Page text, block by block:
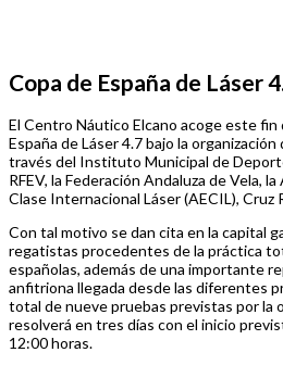
Copa de España de Láser
El Centro Náutico Elcano acoge este fin
España de Láser 4.7 bajo la
través del Instituto Municipal de
RFEV, la Federación Andaluza de Vela,
Clase Internacional Láser (AECIL), Cruz
Con tal motivo se dan cita en la capital
regatistas procedentes de la práctica
españolas, además de una importante
anfitriona llegada desde las diferentes
total de nueve pruebas previstas por la
resolverá en tres días con el inicio
12:00 horas.